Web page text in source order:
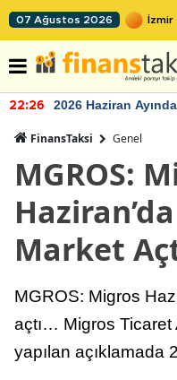
07 Ağustos 2026
22:26 2026 Haziran
FinansTaksi Genel
MGROS:
Market
MGROS: Migros
açtı… Migros Ticaret
yapılan açıklamada